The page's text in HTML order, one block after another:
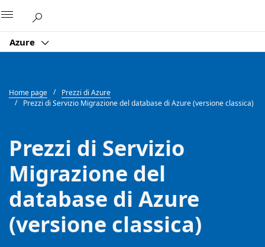
Azure
Home page
Prezzi di Azure
Prezzi di Servizio Migrazione del database di Azure (versione classica)
Prezzi di Servizio
Migrazione del
database di Azure
(versione classica)